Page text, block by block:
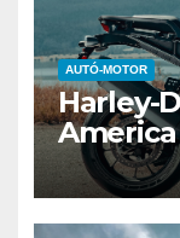
AUTÓ-MOTOR
Harley-
America